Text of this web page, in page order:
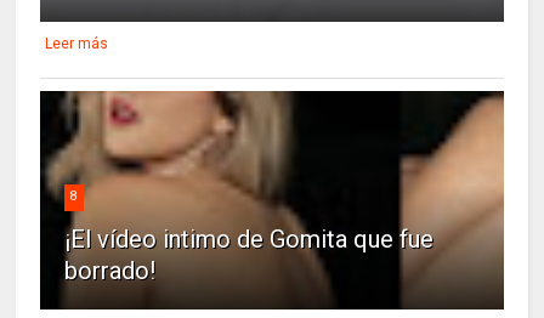
Leer más
8
¡El vídeo intimo de Gomita que fue
borrado!